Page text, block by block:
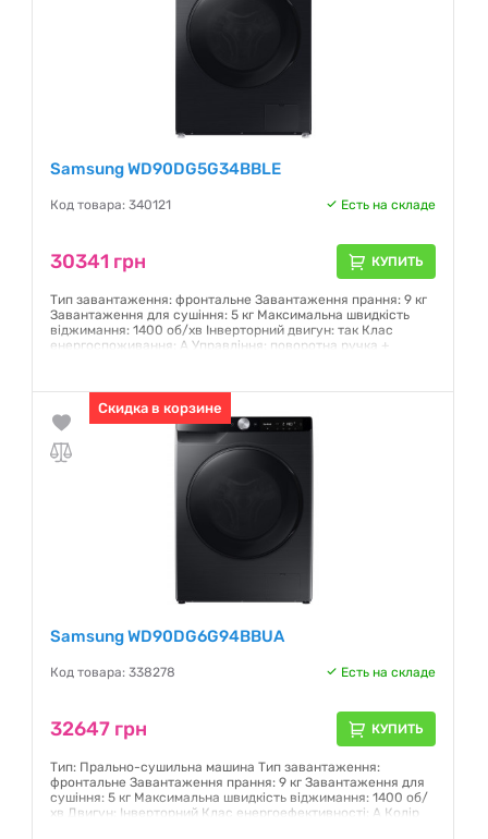
Samsung WD90DG5G34BBLE
Код товара: 340121 Есть на складе
30341 грн КУПИТЬ
Тип завантаження: фронтальне Завантаження прання: 9 кг
Завантаження для сушіння: 5 кг Максимальна швидкість
віджимання: 1400 об/хв Інверторний двигун: так Клас
енергоспоживання: A Управління: поворотна ручка +
Прання з паром (Hygiene Steam) Розмір (ШхВхГ): 600 x 850 x
480 мм Колір: чорний
12 месяцев
Скидка в корзине
Samsung WD90DG6G94BBUA
Код товара: 338278 Есть на складе
32647 грн КУПИТЬ
Тип: Прально-сушильна машина Тип завантаження:
фронтальне Завантаження прання: 9 кг Завантаження для
сушіння: 5 кг Максимальна швидкість віджимання: 1400 об/
хв Двигун: Інверторний Клас енергоефективності: A Колір